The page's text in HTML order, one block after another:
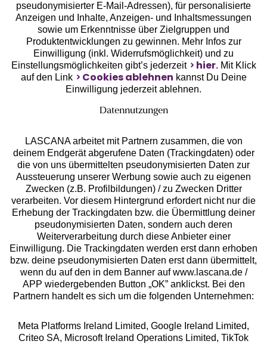
Unsere Apps
Services
Beratung
Über uns
Rechtliches
pseudonymisierter E-Mail-Adressen), für personalisierte
Anzeigen und Inhalte, Anzeigen- und Inhaltsmessungen
sowie um Erkenntnisse über Zielgruppen und
Produktentwicklungen zu gewinnen. Mehr Infos zur
Einwilligung (inkl. Widerrufsmöglichkeit) und zu
Einstellungsmöglichkeiten gibt’s jederzeit
hier. Mit Klick
auf den Link
Cookies ablehnen kannst Du Deine
Einwilligung jederzeit ablehnen.
Datennutzungen
LASCANA arbeitet mit Partnern zusammen, die von
deinem Endgerät abgerufene Daten (Trackingdaten) oder
die von uns übermittelten pseudonymisierten Daten zur
Aussteuerung unserer Werbung sowie auch zu eigenen
Zwecken (z.B. Profilbildungen) / zu Zwecken Dritter
verarbeiten. Vor diesem Hintergrund erfordert nicht nur die
Erhebung der Trackingdaten bzw. die Übermittlung deiner
pseudonymisierten Daten, sondern auch deren
Weiterverarbeitung durch diese Anbieter einer
Einwilligung. Die Trackingdaten werden erst dann erhoben
bzw. deine pseudonymisierten Daten erst dann übermittelt,
wenn du auf den in dem Banner auf www.lascana.de /
APP wiedergebenden Button „OK” anklickst. Bei den
Partnern handelt es sich um die folgenden Unternehmen:
Meta Platforms Ireland Limited, Google Ireland Limited,
Criteo SA, Microsoft Ireland Operations Limited, TikTok